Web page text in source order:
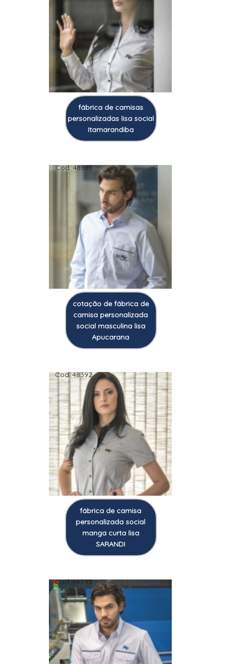
fábrica de camisas
personalizadas lisa social
Itamarandiba
Cod.:48391
cotação de fábrica de
camisa personalizada
social masculina lisa
Apucarana
Cod.:48392
fábrica de camisa
personalizada social
manga curta lisa
SARANDI
Cod.:48393